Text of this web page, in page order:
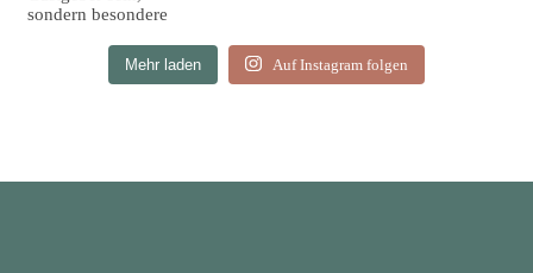
Mehr laden Auf Instagram folgen